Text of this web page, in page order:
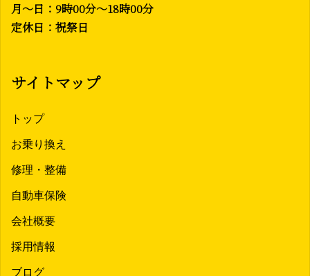
月〜日：9時00分〜18時00分
定休日：祝祭日
サイトマップ
トップ
お乗り換え
修理・整備
自動車保険
会社概要
採用情報
ブログ